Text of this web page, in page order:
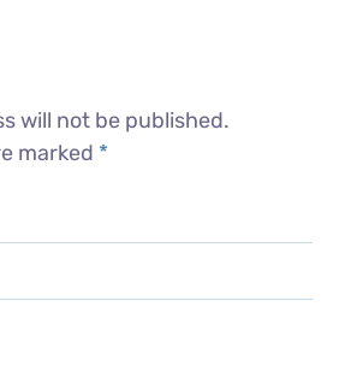
will not be published.
marked *